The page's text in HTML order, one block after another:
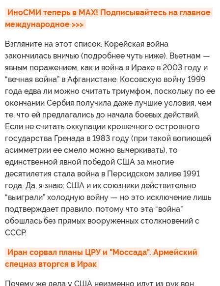
ИноСМИ теперь в MAX! Подписывайтесь на главное
международное >>>
Взгляните на этот список. Корейская война
закончилась вничью (подробнее чуть ниже). Вьетнам —
явным поражением, как и война в Ираке в 2003 году и
“вечная война” в Афганистане. Косовскую войну 1999
года едва ли можно считать триумфом, поскольку по ее
окончании Сербия получила даже лучшие условия, чем
те, что ей предлагались до начала боевых действий.
Если не считать оккупации крошечного островного
государства Гренада в 1983 году (при такой вопиющей
асимметрии ее смело можно вычеркивать), то
единственной явной победой США за многие
десятилетия стала война в Персидском заливе 1991
года. Да, я знаю: США и их союзники действительно
“выиграли” холодную войну — но это исключение лишь
подтверждает правило, потому что эта “война”
обошлась без прямых вооруженных столкновений с
СССР.
Иран сорвал планы ЦРУ и "Моссада". Армейский
спецназ вторгся в Ирак
Почему же дела у США неизменно идут из рук вон